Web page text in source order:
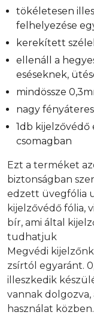
tökéletesen
felhelyezése
kerekített
ellenáll a
eséseknek,
mindössze
nagy
1db
csomagban
Ezt a terméket
biztonságban
edzett üvegfólia
kijelzővédő fólia,
bír, ami által
tudhatjuk
Megvédi
zsírtól egyaránt.
illeszkedik
vannak
használat